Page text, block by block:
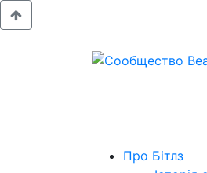
Про Бітлз